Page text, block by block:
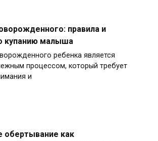
правила и
купанию малыша
ребенка является
процессом, который требует
и
обертывание как